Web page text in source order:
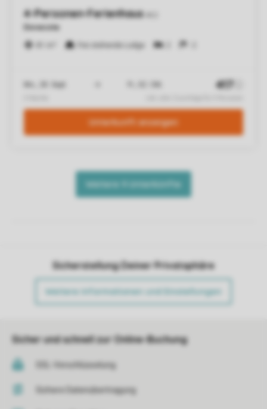
Sicherstellung Deiner Privatsphäre
Weitere Informationen und Einstellungen
Sicher und schnell zur Online-Buchung
SSL-Verschlüsselung
Sichere Datenübertragung